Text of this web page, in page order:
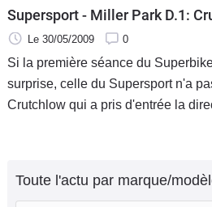
Supersport - Miller Park D.1:
Le 30/05/2009 0
Si la première séance du
surprise, celle du Supersport n'a
Crutchlow qui a pris d'entrée la
Toute l'actu par marque/